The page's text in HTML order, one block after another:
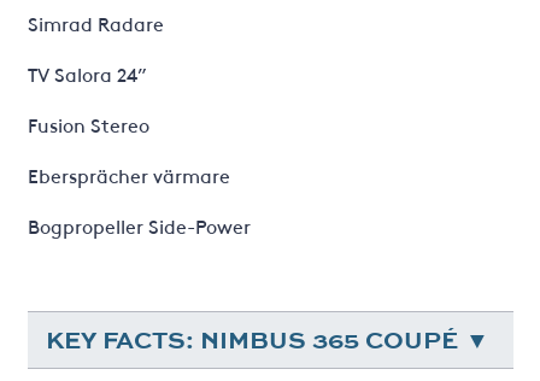
Simrad Radare
TV Salora 24”
Fusion Stereo
Ebersprächer värmare
Bogpropeller Side-Power
KEY FACTS: NIMBUS 365 COUPÉ